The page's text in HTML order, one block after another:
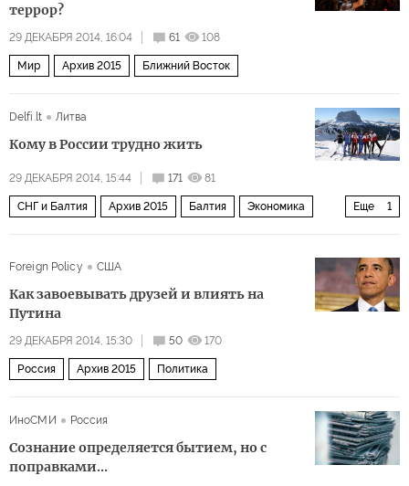
террор?
29 ДЕКАБРЯ 2014, 16:04 61 108
Мир Архив 2015 Ближний Восток
Delfi.lt Литва
Кому в России трудно жить
29 ДЕКАБРЯ 2014, 15:44 171 81
Еще 1
СНГ и Балтия Архив 2015 Балтия Экономика
Foreign Policy США
Как завоевывать друзей и влиять на
Путина
29 ДЕКАБРЯ 2014, 15:30 50 170
Россия Архив 2015 Политика
ИноСМИ Россия
Сознание определяется бытием, но с
поправками...